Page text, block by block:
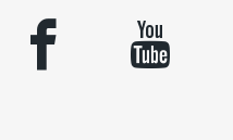
facebook youtube